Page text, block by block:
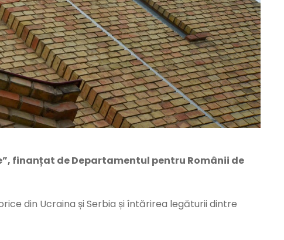
finanțat de Departamentul pentru Românii de
din Ucraina și Serbia și întărirea legăturii dintre